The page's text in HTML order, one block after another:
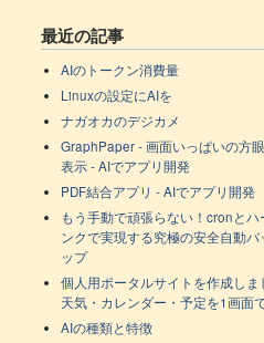
最近の記事
AIのトークン消費量
Linuxの設定にAIを
ナガオカのデジカメ
GraphPaper - 画面いっぱいの方
表示 - AIでアプリ開発
PDF結合アプリ - AIでアプリ開発
もう手動で頑張らない！cronとハ
ンクで実現する究極の安全自動バ
ップ
個人用ポータルサイトを作成しま
天気・カレンダー・予定を1画面
AIの種類と特徴